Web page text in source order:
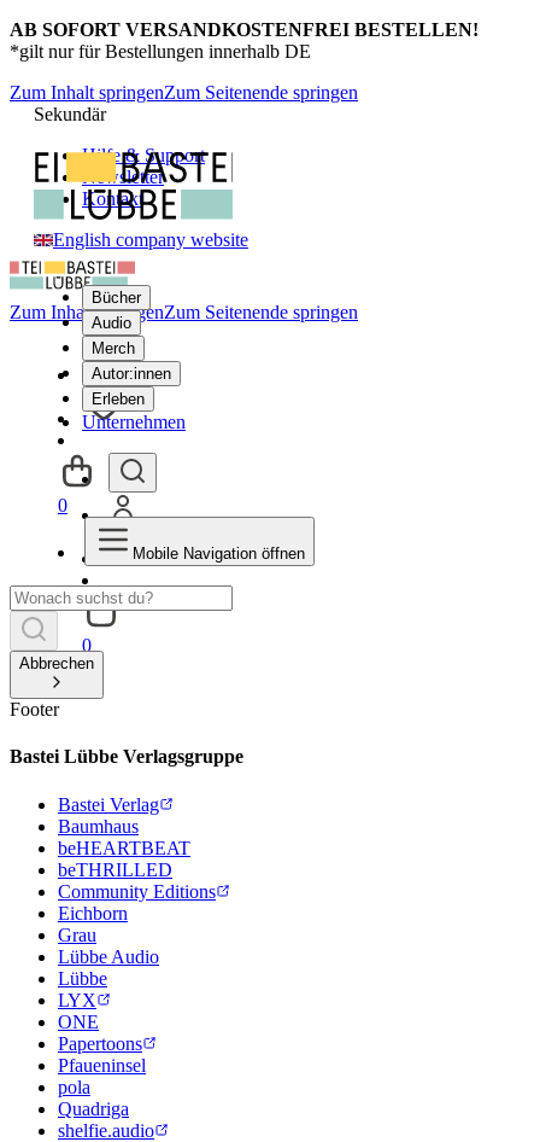
AB SOFORT VERSANDKOSTENFREI BESTELLEN!
*gilt nur für Bestellungen innerhalb DE
Zum Inhalt springenZum Seitenende springen
Sekundär
Hilfe & Support
Newsletter
Kontakt
English company website
Bücher
Audio
Merch
Autor:innen
Erleben
Unternehmen
0
Zum Inhalt springenZum Seitenende springen
0
Mobile Navigation öffnen
Abbrechen
Footer
Bastei Lübbe Verlagsgruppe
Bastei Verlag
Baumhaus
beHEARTBEAT
beTHRILLED
Community Editions
Eichborn
Grau
Lübbe Audio
Lübbe
LYX
ONE
Papertoons
Pfaueninsel
pola
Quadriga
shelfie.audio